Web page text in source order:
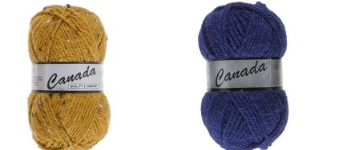
À
LA
LISTE
D'ACHATS
AU
COMPARATEUR
À
LA
LISTE
D'ACHATS
AU
COMPARATEUR